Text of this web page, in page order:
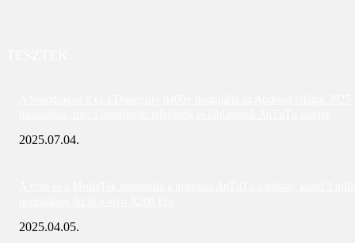
2025.07.04.
2025.04.05.